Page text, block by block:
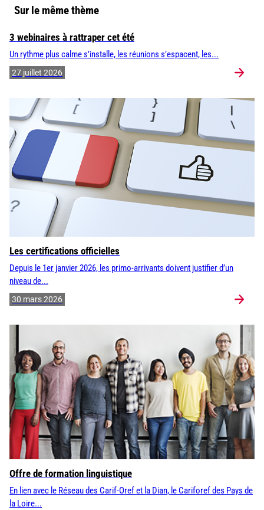
Sur le même thème
3 webinaires à rattraper cet été
Un rythme plus calme s’installe, les réunions s’espacent, les...
27 juillet 2026
Les certifications officielles
Depuis le 1er janvier 2026, les primo-arrivants doivent justifier d’un
niveau de...
30 mars 2026
Offre de formation linguistique
En lien avec le Réseau des Carif-Oref et la Dian, le Cariforef des Pays de
la Loire...